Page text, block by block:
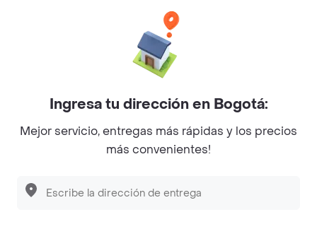
Sobre Rappi
Facebook
Twitter
Instagram
©2026Rappi Inc. All rights reserved.
Ingresa tu dirección en Bogotá:
Mejor servicio, entregas más rápidas y los precios
más convenientes!